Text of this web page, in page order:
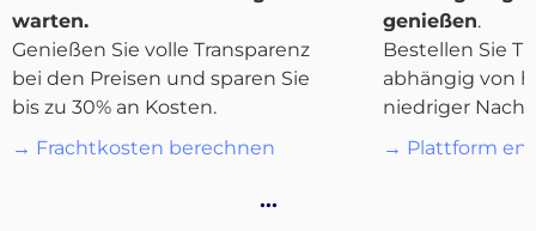
Quicargo
Destinations
warten.
Genießen Sie volle Transparenz
bei den Preisen und sparen Sie
bis zu 30% an Kosten.
→ Frachtkosten berechnen
genießen.
Bestellen Sie
abhängig von
niedriger
→ Plattform
…